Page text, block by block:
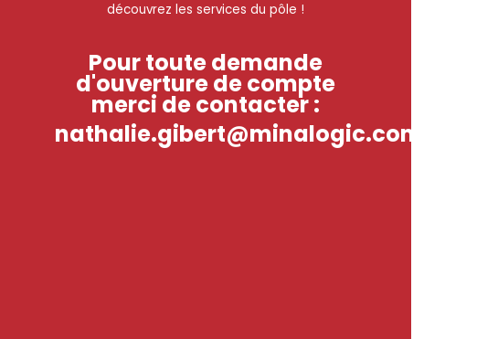
découvrez les services du pôle !
Pour toute demande
d'ouverture de compte
merci de contacter :
nathalie.gibert@minalogic.com